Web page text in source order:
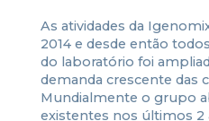
As atividades da
2014 e desde então
do laboratório foi
demanda crescente das
Mundialmente o grupo
existentes nos últimos 2